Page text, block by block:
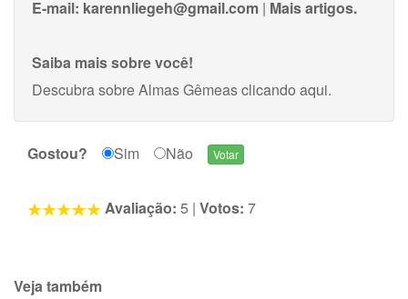
E-mail: karennliegeh@gmail.com | Mais artigos.
Saiba mais sobre você!
Descubra sobre Almas Gêmeasclicando aqui.
Gostou? Sim Não
Avaliação: 5 | Votos: 7
Veja também